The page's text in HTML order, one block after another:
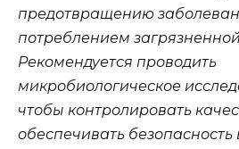
предотвращению
потреблением
Рекомендуется проводить
микробиологическое
чтобы контролировать
обеспечивать